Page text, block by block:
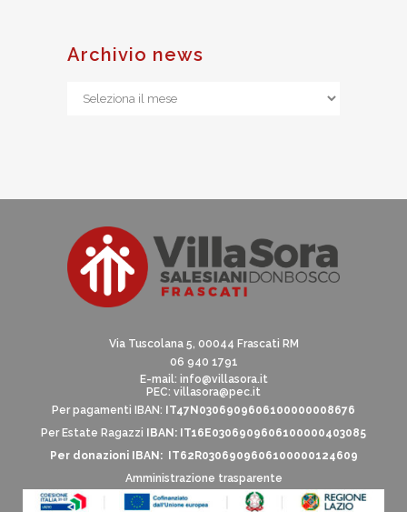
Archivio news
Archivio
Via Tuscolana 5, 00044 Frascati RM
06 940 1791
E-mail: info@villasora.it
PEC: villasora@pec.it
Per pagamenti IBAN: IT47N0306909606100000008676
Per Estate Ragazzi IBAN: IT16E0306909606100000403085
Per donazioni IBAN: IT62R0306909606100000124609
Amministrazione trasparente